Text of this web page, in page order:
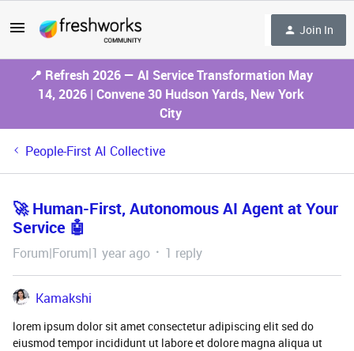
Join In
📍 Refresh 2026 — AI Service Transformation May
14, 2026 | Convene 30 Hudson Yards, New York
City
People-First AI Collective
🚀 Human-First, Autonomous AI Agent at Your
Service 🤖
Forum|Forum|1 year ago 1 reply
Kamakshi
lorem ipsum dolor sit amet consectetur adipiscing elit sed do
eiusmod tempor incididunt ut labore et dolore magna aliqua ut